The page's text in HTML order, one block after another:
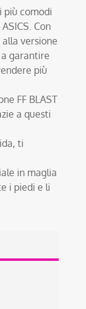
più comodi
Con
versione
garantire
più
FF BLAST
a questi
ti
in maglia
i piedi e li